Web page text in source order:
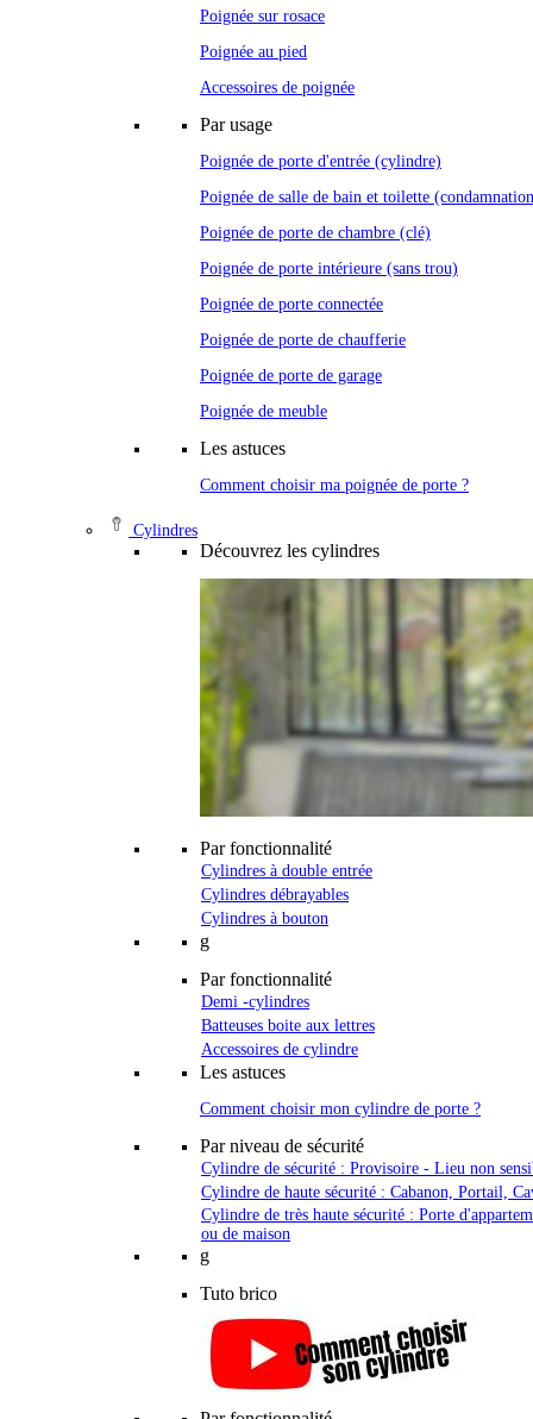
Poignée sur rosace
Poignée au pied
Accessoires de poignée
Par usage
Poignée de porte d'entrée (cylindre)
Poignée de salle de bain et toilette
Poignée de porte de chambre (clé)
Poignée de porte intérieure (sans trou)
Poignée de porte connectée
Poignée de porte de chaufferie
Poignée de porte de garage
Poignée de meuble
Les astuces
Comment choisir ma poignée de porte ?
Cylindres
Découvrez les cylindres
Par fonctionnalité
Cylindres à double entrée
Cylindres débrayables
Cylindres à bouton
g
Par fonctionnalité
Demi -cylindres
Batteuses boite aux lettres
Accessoires de cylindre
Les astuces
Comment choisir mon cylindre de porte ?
Par niveau de sécurité
Cylindre de sécurité : Provisoire - Lieu non
Cylindre de haute sécurité : Cabanon, Portail,
Cylindre de très haute sécurité : Porte
ou de maison
g
Tuto brico